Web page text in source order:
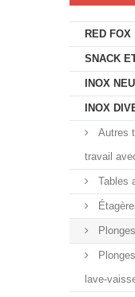
RED FOX
SNACK
INOX
INOX
Autres
travail
Tables
lave-